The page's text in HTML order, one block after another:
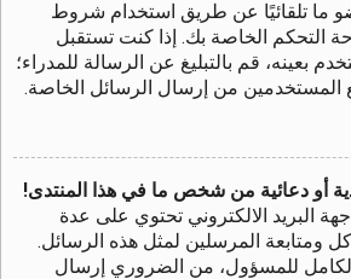
تلقائيًا عن طريق استخدام شروط
التحكم الخاصة بك. إذا كنت تستقبل
قم بالتبليغ عن الرسالة للمدراء؛
المستخدمين من إرسال الرسائل الخاصة.
أو دعائية من شخص ما في هذا المنتدى!
البريد الالكتروني تحتوي على عدة
ومتابعة المرسلين لمثل هذه الرسائل.
للمسؤول، من الضروري إرسال